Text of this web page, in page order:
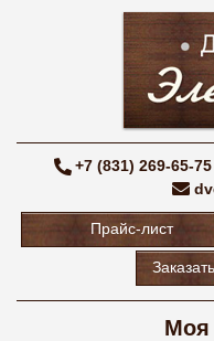
+7 (831) 269-65-75
Прайс-лист
Моя